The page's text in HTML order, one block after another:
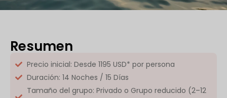
Resumen
Precio inicial: Desde 1195 USD* por persona
Duración: 14 Noches / 15 Días
Tamaño del grupo: Privado o Grupo reducido (2–12